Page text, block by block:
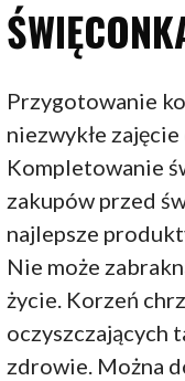
Przygotowanie
niezwykłe
Kompletowanie
zakupów przed
najlepsze
Nie może
życie. Korzeń
oczyszczających
zdrowie. Można